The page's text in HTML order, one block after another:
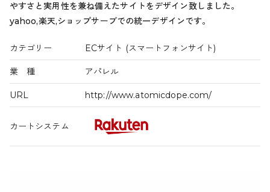
やすさと実用性を兼ね備えたサイトをデザイン致しました。
yahoo,楽天,ショップサーブでの統一デザインです。
カテゴリー ECサイト (スマートフォンサイト)
業 種 アパレル
URL http://www.atomicdope.com/
カートシステム